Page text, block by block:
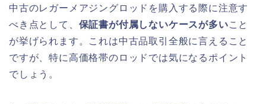
中古のレガーメアジングロッドを購入する際に注意す
べき点として、 保証書が付属しないケースが多いこと
が挙げられます。これは中古品取引全般に言えること
ですが、特に高価格帯のロッドでは気になるポイント
でしょう。